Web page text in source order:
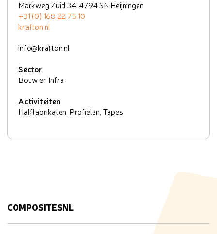
Markweg Zuid 34, 4794 SN Heijningen
+31 (0) 168 22 75 10
krafton.nl
info@krafton.nl
Sector
Bouw en Infra
Activiteiten
Halffabrikaten, Profielen, Tapes
COMPOSITESNL